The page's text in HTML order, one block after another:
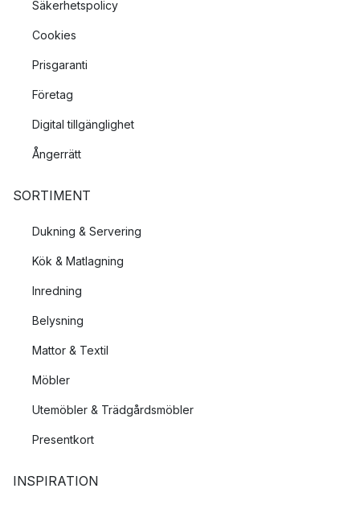
Säkerhetspolicy
Cookies
Prisgaranti
Företag
Digital tillgänglighet
Ångerrätt
SORTIMENT
Dukning & Servering
Kök & Matlagning
Inredning
Belysning
Mattor & Textil
Möbler
Utemöbler & Trädgårdsmöbler
Presentkort
INSPIRATION